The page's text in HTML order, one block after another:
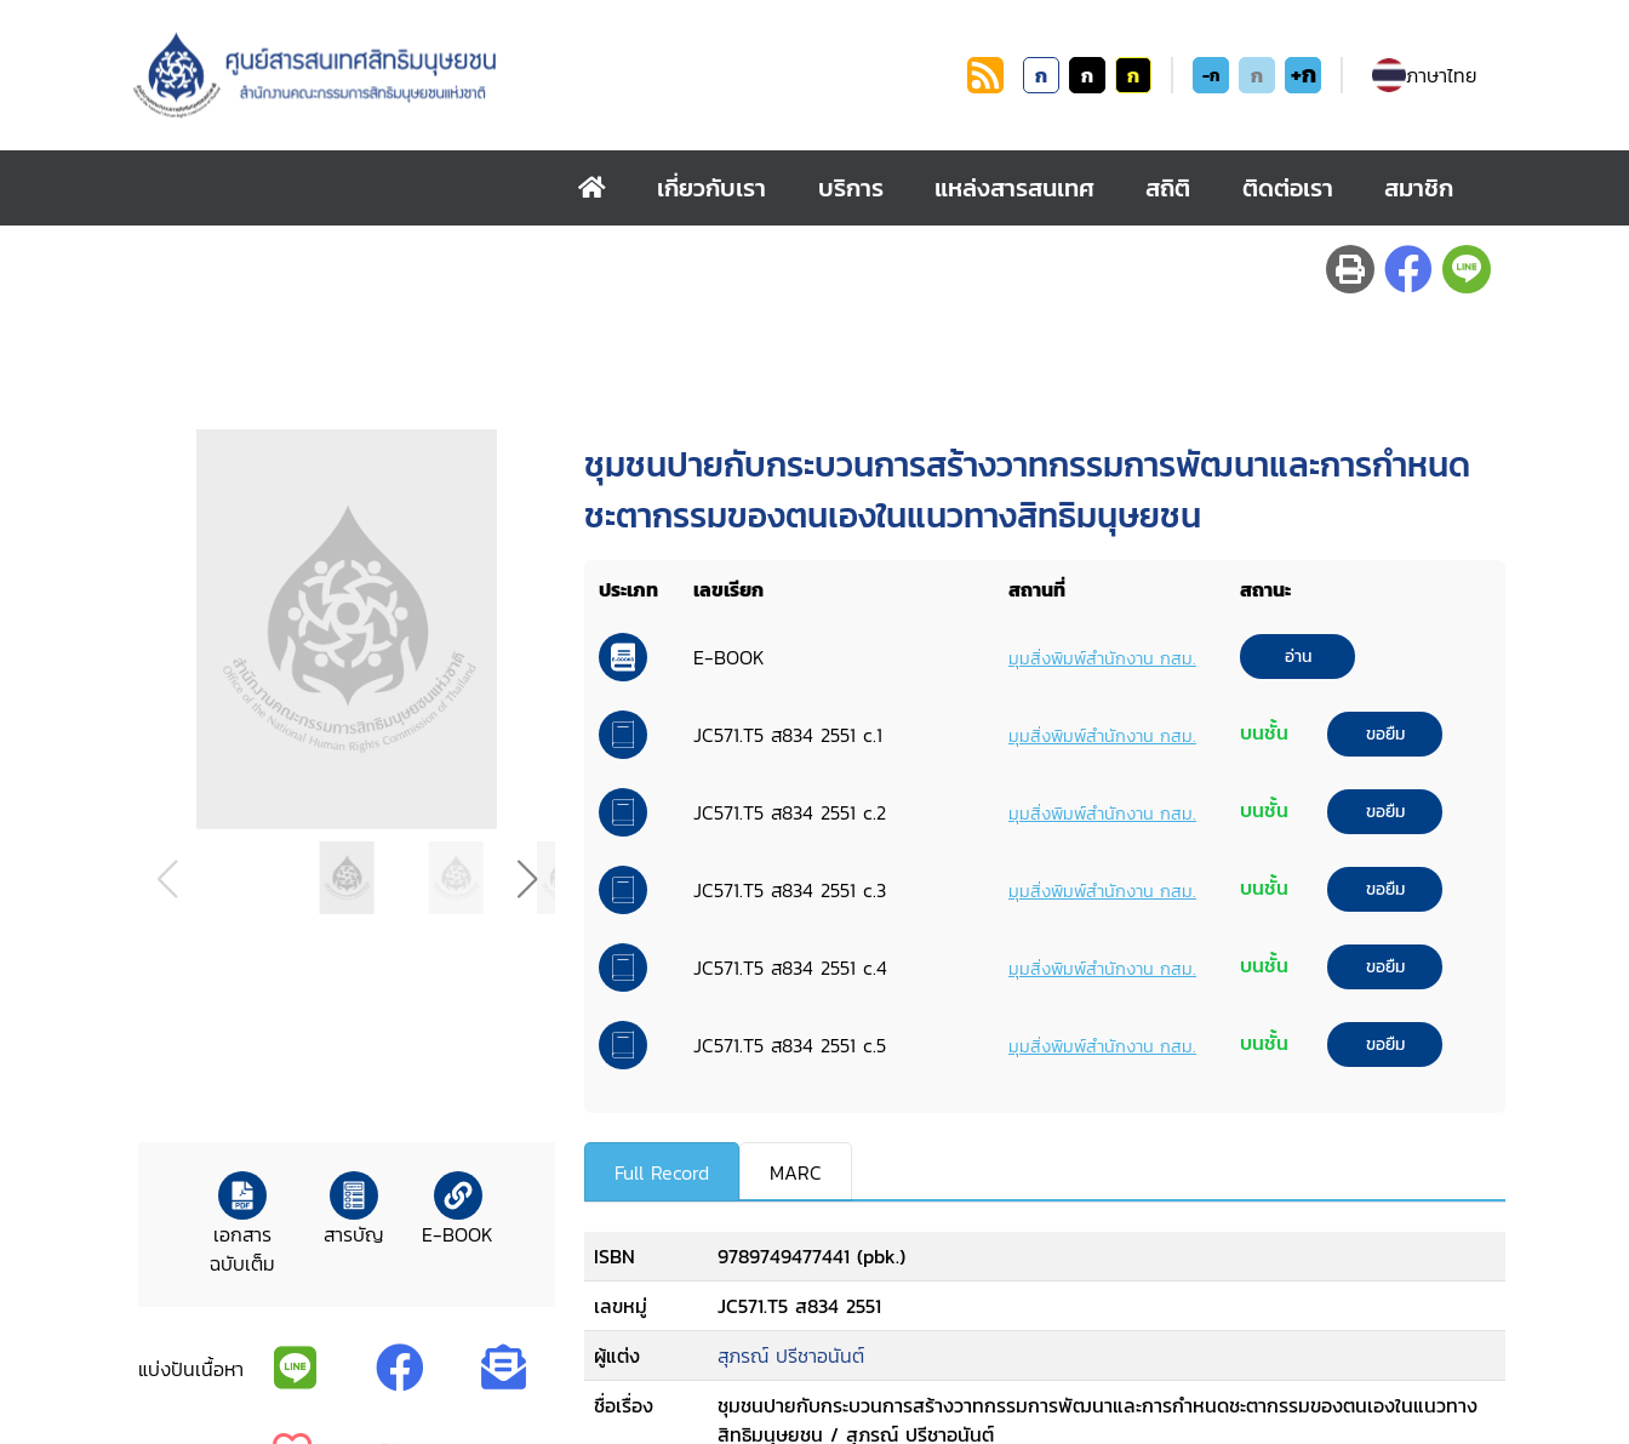
ก ก ก -ก ก +ก ภาษาไทย
เกี่ยวกับเรา บริการ แหล่งสารสนเทศ สถิติ ติดต่อเรา สมาชิก
ชุมชนปายกับกระบวนการสร้างวาทกรรมการพัฒนาและการกำหนด
ชะตากรรมของตนเองในแนวทางสิทธิมนุษยชน
ประเภท เลขเรียก สถานที่ สถานะ
E-BOOK มุมสิ่งพิมพ์สำนักงาน กสม. อ่าน
JC571.T5 ส834 2551 c.1 มุมสิ่งพิมพ์สำนักงาน กสม. บนชั้น ขอยืม
JC571.T5 ส834 2551 c.2 มุมสิ่งพิมพ์สำนักงาน กสม. บนชั้น ขอยืม
JC571.T5 ส834 2551 c.3 มุมสิ่งพิมพ์สำนักงาน กสม. บนชั้น ขอยืม
JC571.T5 ส834 2551 c.4 มุมสิ่งพิมพ์สำนักงาน กสม. บนชั้น ขอยืม
JC571.T5 ส834 2551 c.5 มุมสิ่งพิมพ์สำนักงาน กสม. บนชั้น ขอยืม
เอกสาร
ฉบับเต็ม
สารบัญ E-BOOK
แบ่งปันเนื้อหา
Full Record MARC
ISBN
9789749477441 (pbk.)
เลขหมู่
JC571.T5 ส834 2551
ผู้แต่ง
สุภรณ์ ปรีชาอนันต์
ชื่อเรื่อง
ชุมชนปายกับกระบวนการสร้างวาทกรรมการพัฒนาและการกำหนดชะตากรรมของตนเองในแนวทาง
สิทธิมนุษยชน / สุภรณ์ ปรีชาอนันต์